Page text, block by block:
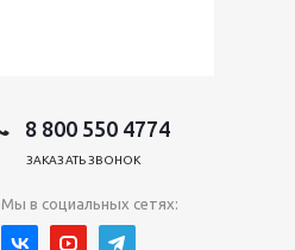
8 800 550 4774
ЗАКАЗАТЬ ЗВОНОК
Мы в социальных сетях: